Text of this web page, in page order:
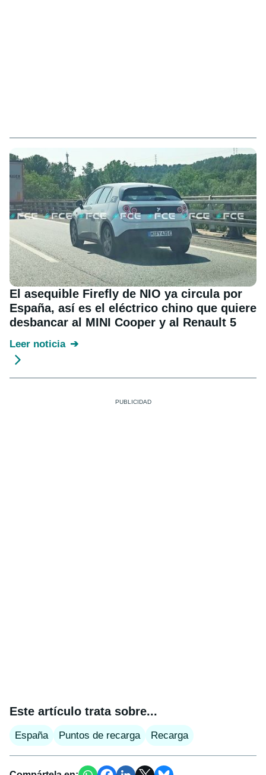
El asequible Firefly de NIO ya circula por
España, así es el eléctrico chino que quiere
desbancar al MINI Cooper y al Renault 5
Leer noticia
Este artículo trata sobre...
España Puntos de recarga Recarga